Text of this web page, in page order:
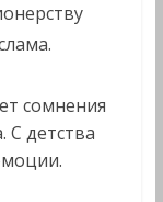
сомнения
С детства